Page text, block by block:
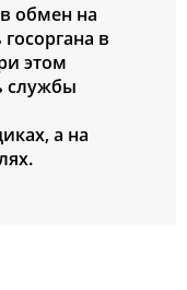
обмен на
в
этом
службы
а на